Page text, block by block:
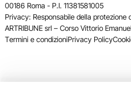
00186 Roma - P.I. 11381581005
Privacy: Responsabile della protezione
ARTRIBUNE srl – Corso Vittorio
Termini e condizioniPrivacy Policy